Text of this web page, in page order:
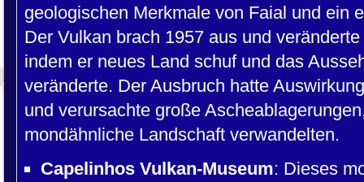
geologischen Merkmale von Faial und ein
Der Vulkan brach 1957 aus und
indem er neues Land schuf und das
veränderte. Der Ausbruch hatte
und verursachte große
mondähnliche Landschaft verwandelten.
Capelinhos Vulkan-Museum: Dieses